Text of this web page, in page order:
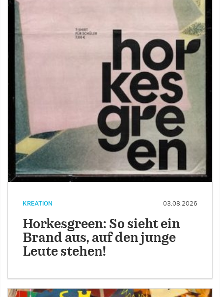
KREATION 03.08.2026
Horkesgreen: So sieht ein
Brand aus, auf den junge
Leute stehen!